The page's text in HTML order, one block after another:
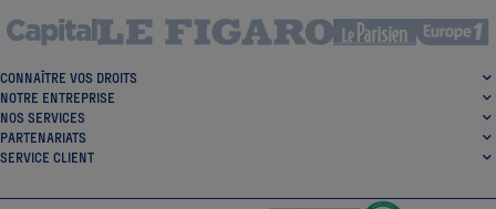
CONNAÎTRE VOS DROITS
NOTRE ENTREPRISE
NOS SERVICES
PARTENARIATS
SERVICE CLIENT